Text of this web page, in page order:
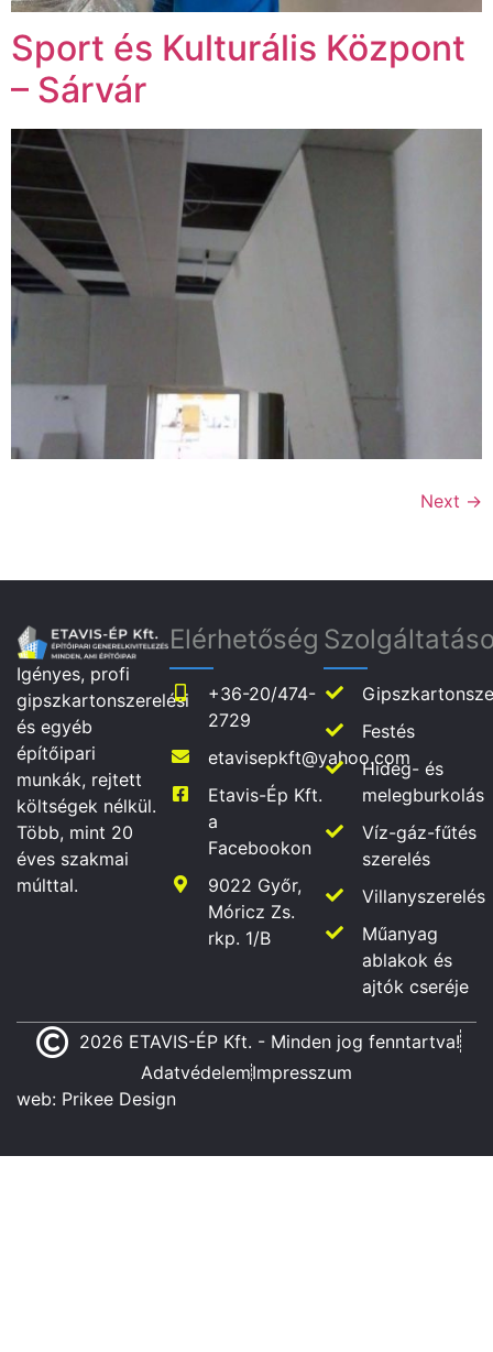
Sport és Kulturális Központ
– Sárvár
Next →
Igényes, profi
gipszkartonszerelési
és egyéb
építőipari
munkák, rejtett
költségek nélkül.
Több, mint 20
éves szakmai
múlttal.
Elérhetőség
+36-20/474-
2729
etavisepkft@yahoo.com
Etavis-Ép Kft.
a
Facebookon
9022 Győr,
Móricz Zs.
rkp. 1/B
Festés
Hideg- és
melegburkolás
Víz-gáz-fűtés
szerelés
Villanyszerelés
Műanyag
ablakok és
ajtók cseréje
2026 ETAVIS-ÉP Kft. - Minden jog fenntartva!
AdatvédelemImpresszum
web: Prikee Design